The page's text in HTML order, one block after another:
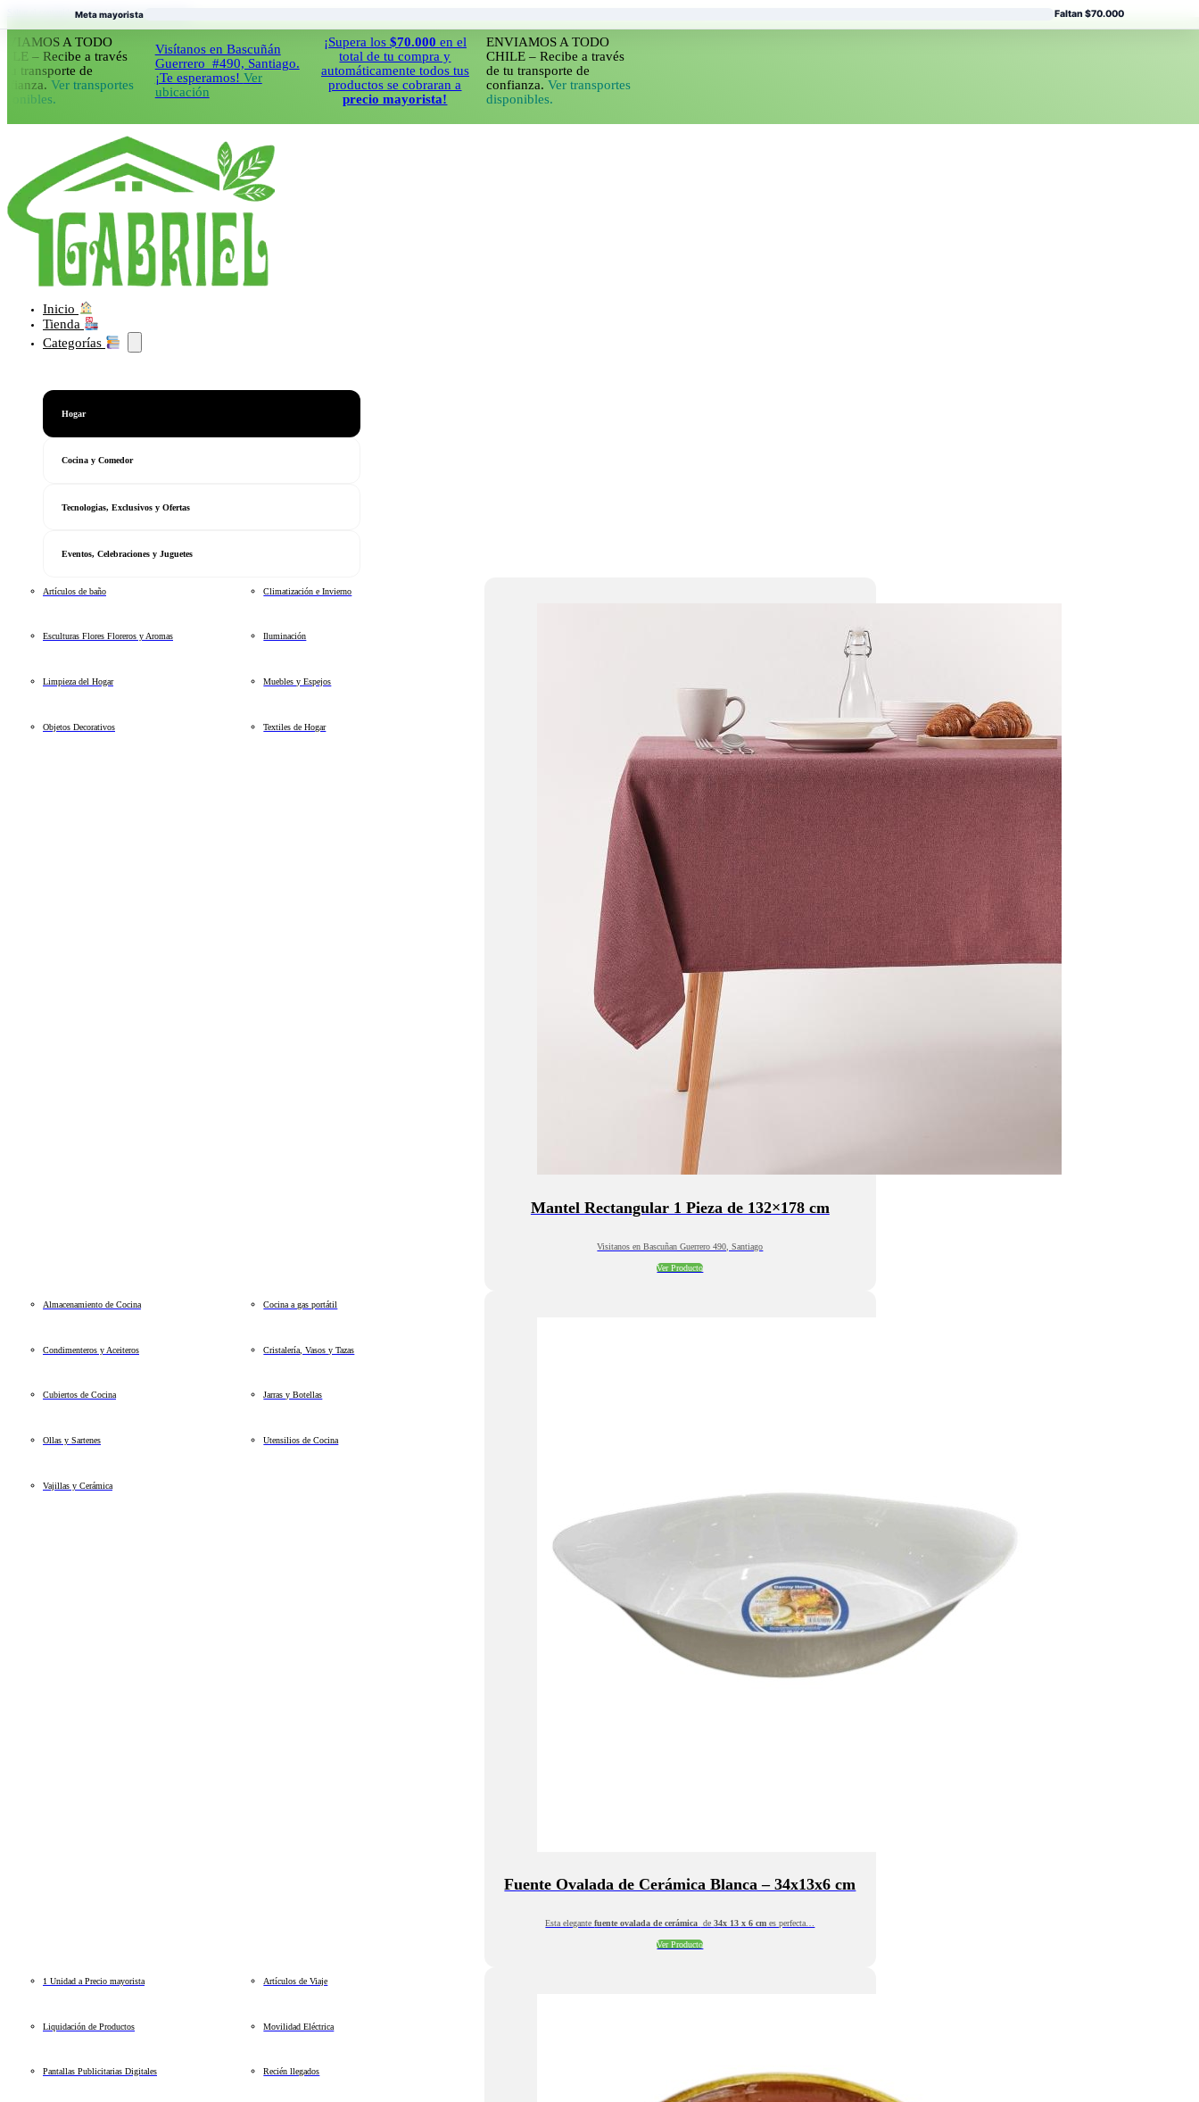
Saltar al contenido principal Saltar al pie de página
A TODO
Recibe a través
de
Ver transportes
Visítanos en Bascuñán
Guerrero #490, Santiago.
¡Te esperamos!Ver
ubicación
¡Supera los$70.000en el
total de tu compra y
automáticamente todos tus
productos se cobraran a
precio mayorista!
ENVIAMOS A TODO
CHILE – Recibe a través
de tu transporte de
confianza.Ver transportes
disponibles.
Inicio
Tienda
Categorías
Hogar
Cocina y Comedor
Tecnologias, Exclusivos y Ofertas
Eventos, Celebraciones y Juguetes
Artículos de baño Climatización e Invierno
Esculturas Flores Floreros y Aromas Iluminación
Limpieza del Hogar Muebles y Espejos
Objetos Decorativos Textiles de Hogar
Mantel Rectangular 1 Pieza de 132×178 cm
Visitanos en Bascuñan Guerrero 490, Santiago
Ver Producto
Almacenamiento de Cocina Cocina a gas portátil
Condimenteros y Aceiteros Cristalería, Vasos y Tazas
Cubiertos de Cocina Jarras y Botellas
Ollas y Sartenes Utensilios de Cocina
Vajillas y Cerámica
Fuente Ovalada de Cerámica Blanca – 34x13x6 cm
Esta elegantefuente ovalada de cerámica de34x 13 x 6 cm es perfecta…
Ver Producto
1 Unidad a Precio mayorista Artículos de Viaje
Liquidación de Productos Movilidad Eléctrica
Pantallas Publicitarias Digitales Recién llegados
Meta mayorista Faltan $70.000